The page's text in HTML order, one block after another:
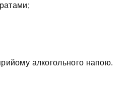
алкогольного напою.